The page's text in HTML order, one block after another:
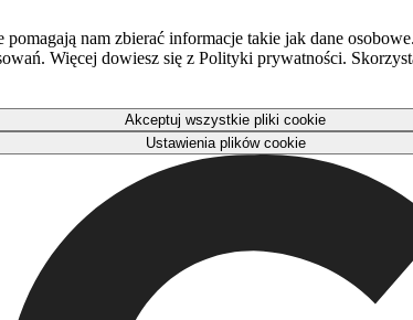
nam zbierać informacje takie jak dane
Więcej dowiesz się z Polityki prywatności.
Akceptuj wszystkie pliki cookie
Ustawienia plików cookie